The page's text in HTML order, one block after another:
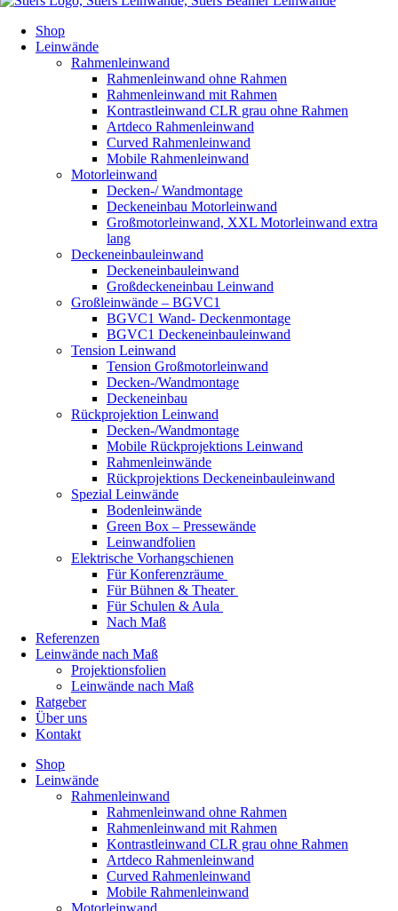
Shop
Leinwände
Rahmenleinwand
Rahmenleinwand ohne Rahmen
Rahmenleinwand mit Rahmen
Kontrastleinwand CLR grau ohne Rahmen
Artdeco Rahmenleinwand
Curved Rahmenleinwand
Mobile Rahmenleinwand
Motorleinwand
Decken-/ Wandmontage
Deckeneinbau Motorleinwand
Großmotorleinwand, XXL Motorleinwand extra
lang
Deckeneinbauleinwand
Deckeneinbauleinwand
Großdeckeneinbau Leinwand
Großleinwände – BGVC1
BGVC1 Wand- Deckenmontage
BGVC1 Deckeneinbauleinwand
Tension Leinwand
Tension Großmotorleinwand
Decken-/Wandmontage
Deckeneinbau
Rückprojektion Leinwand
Decken-/Wandmontage
Mobile Rückprojektions Leinwand
Rahmenleinwände
Rückprojektions Deckeneinbauleinwand
Spezial Leinwände
Bodenleinwände
Green Box – Pressewände
Leinwandfolien
Elektrische Vorhangschienen
Für Konferenzräume
Für Bühnen & Theater
Für Schulen & Aula
Nach Maß
Referenzen
Leinwände nach Maß
Projektionsfolien
Leinwände nach Maß
Ratgeber
Über uns
Kontakt
Shop
Leinwände
Rahmenleinwand
Rahmenleinwand ohne Rahmen
Rahmenleinwand mit Rahmen
Kontrastleinwand CLR grau ohne Rahmen
Artdeco Rahmenleinwand
Curved Rahmenleinwand
Mobile Rahmenleinwand
Motorleinwand